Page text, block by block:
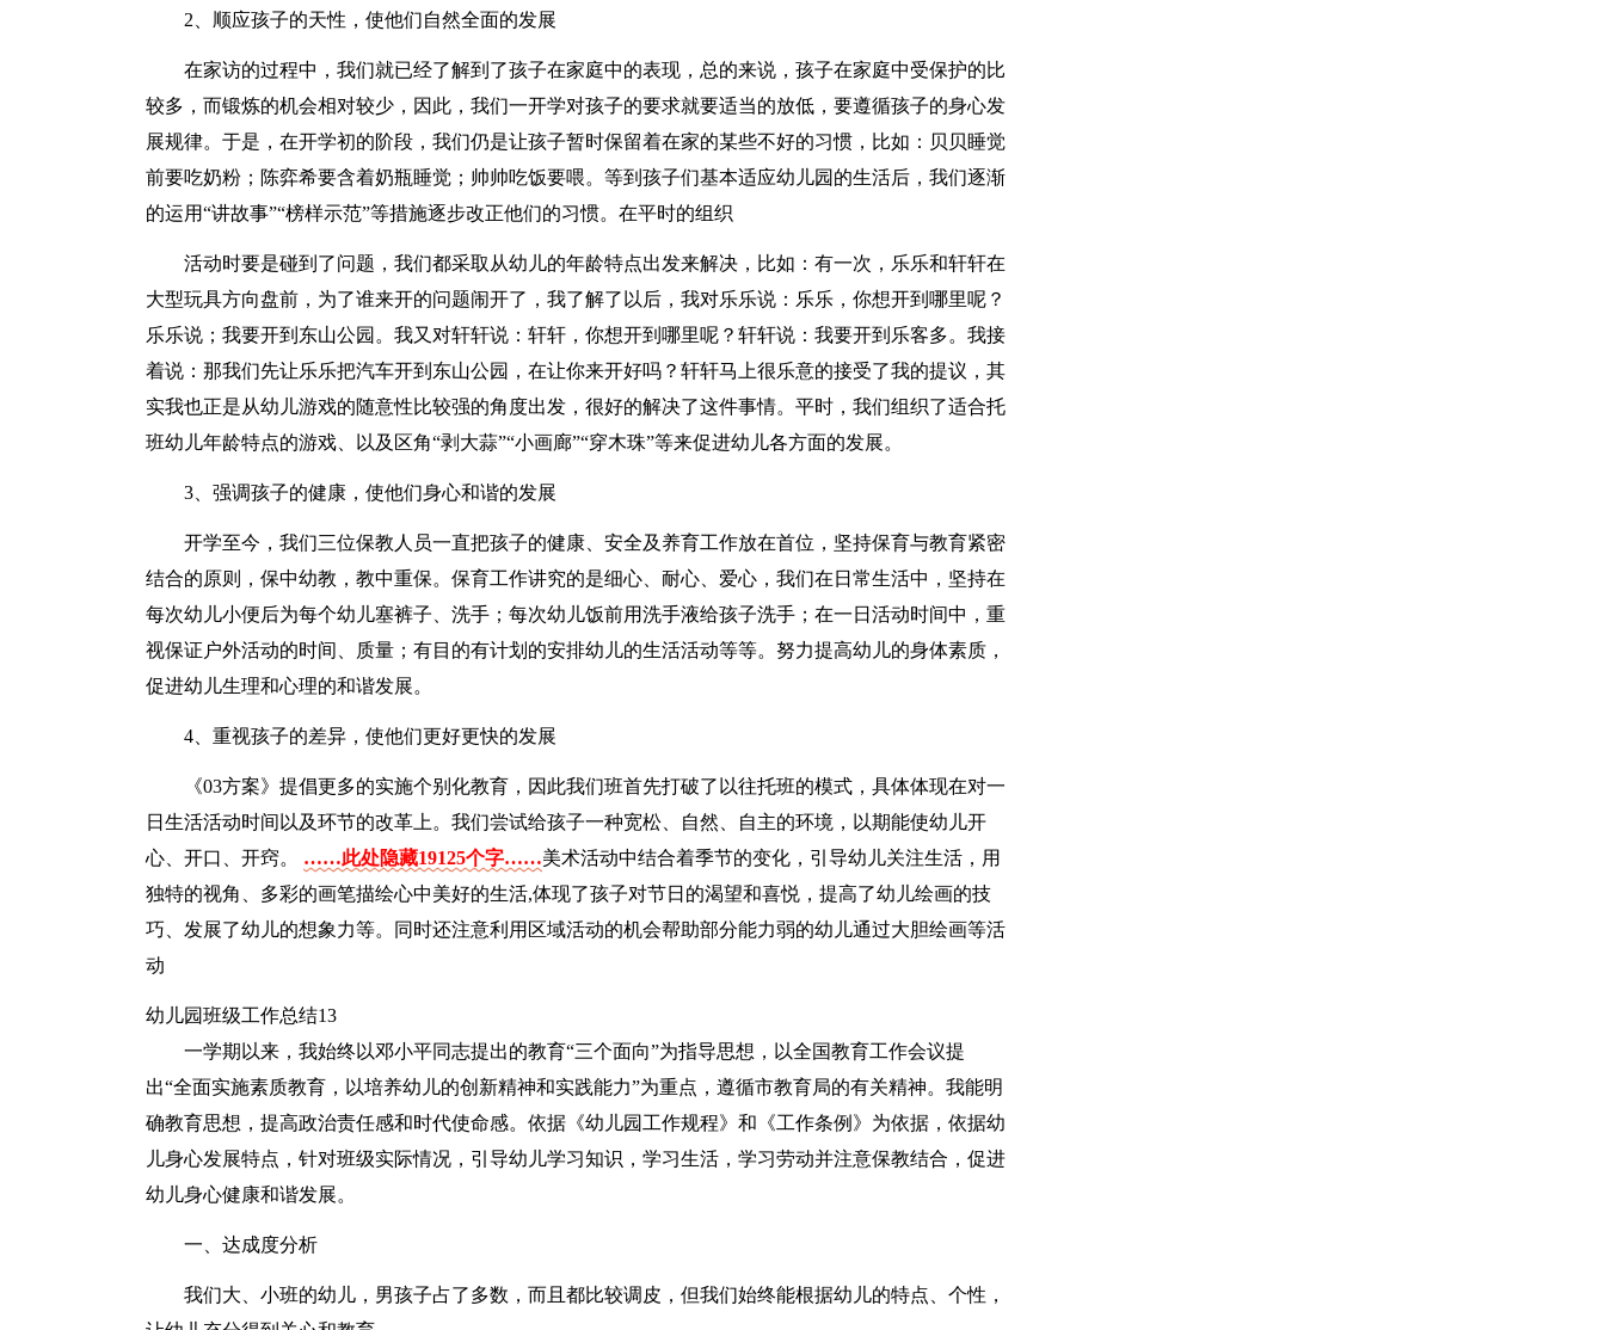
2、顺应孩子的天性，使他们自然全面的发展
在家访的过程中，我们就已经了解到了孩子在家庭中的表现，总的来说，孩子在家庭中受保护的比
较多，而锻炼的机会相对较少，因此，我们一开学对孩子的要求就要适当的放低，要遵循孩子的身心发
展规律。于是，在开学初的阶段，我们仍是让孩子暂时保留着在家的某些不好的习惯，比如：贝贝睡觉
前要吃奶粉；陈弈希要含着奶瓶睡觉；帅帅吃饭要喂。等到孩子们基本适应幼儿园的生活后，我们逐渐
的运用“讲故事”“榜样示范”等措施逐步改正他们的习惯。在平时的组织
活动时要是碰到了问题，我们都采取从幼儿的年龄特点出发来解决，比如：有一次，乐乐和轩轩在
大型玩具方向盘前，为了谁来开的问题闹开了，我了解了以后，我对乐乐说：乐乐，你想开到哪里呢？
乐乐说；我要开到东山公园。我又对轩轩说：轩轩，你想开到哪里呢？轩轩说：我要开到乐客多。我接
着说：那我们先让乐乐把汽车开到东山公园，在让你来开好吗？轩轩马上很乐意的接受了我的提议，其
实我也正是从幼儿游戏的随意性比较强的角度出发，很好的解决了这件事情。平时，我们组织了适合托
班幼儿年龄特点的游戏、以及区角“剥大蒜”“小画廊”“穿木珠”等来促进幼儿各方面的发展。
3、强调孩子的健康，使他们身心和谐的发展
开学至今，我们三位保教人员一直把孩子的健康、安全及养育工作放在首位，坚持保育与教育紧密
结合的原则，保中幼教，教中重保。保育工作讲究的是细心、耐心、爱心，我们在日常生活中，坚持在
每次幼儿小便后为每个幼儿塞裤子、洗手；每次幼儿饭前用洗手液给孩子洗手；在一日活动时间中，重
视保证户外活动的时间、质量；有目的有计划的安排幼儿的生活活动等等。努力提高幼儿的身体素质，
促进幼儿生理和心理的和谐发展。
4、重视孩子的差异，使他们更好更快的发展
《03方案》提倡更多的实施个别化教育，因此我们班首先打破了以往托班的模式，具体体现在对一
日生活活动时间以及环节的改革上。我们尝试给孩子一种宽松、自然、自主的环境，以期能使幼儿开
心、开口、开窍。 ……此处隐藏19125个字……美术活动中结合着季节的变化，引导幼儿关注生活，用
独特的视角、多彩的画笔描绘心中美好的生活,体现了孩子对节日的渴望和喜悦，提高了幼儿绘画的技
巧、发展了幼儿的想象力等。同时还注意利用区域活动的机会帮助部分能力弱的幼儿通过大胆绘画等活
动
幼儿园班级工作总结13
一学期以来，我始终以邓小平同志提出的教育“三个面向”为指导思想，以全国教育工作会议提
出“全面实施素质教育，以培养幼儿的创新精神和实践能力”为重点，遵循市教育局的有关精神。我能明
确教育思想，提高政治责任感和时代使命感。依据《幼儿园工作规程》和《工作条例》为依据，依据幼
儿身心发展特点，针对班级实际情况，引导幼儿学习知识，学习生活，学习劳动并注意保教结合，促进
幼儿身心健康和谐发展。
一、达成度分析
我们大、小班的幼儿，男孩子占了多数，而且都比较调皮，但我们始终能根据幼儿的特点、个性，